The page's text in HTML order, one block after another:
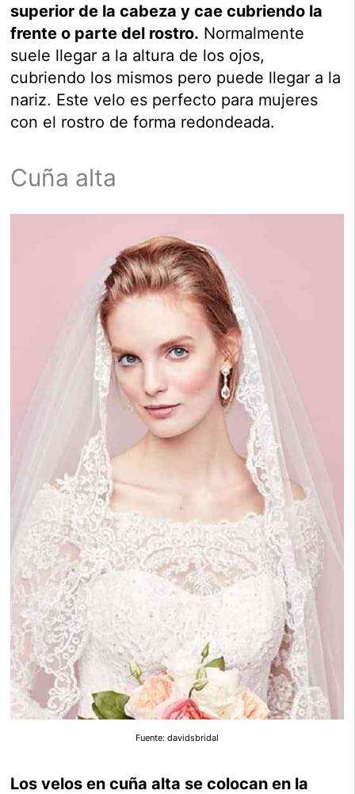
superior de la cabeza y cae cubriendo la
frente o parte del rostro. Normalmente
suele llegar a la altura de los ojos,
cubriendo los mismos pero puede llegar a la
nariz. Este velo es perfecto para mujeres
con el rostro de forma redondeada.
Cuña alta
Fuente: davidsbridal
Los velos en cuña alta se colocan en la